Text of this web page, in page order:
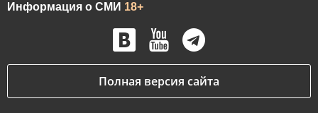
Информация о СМИ 18+
Полная версия сайта